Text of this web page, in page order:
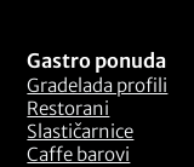
Gastro ponuda
Gradelada profili
Restorani
Slastičarnice
Caffe barovi